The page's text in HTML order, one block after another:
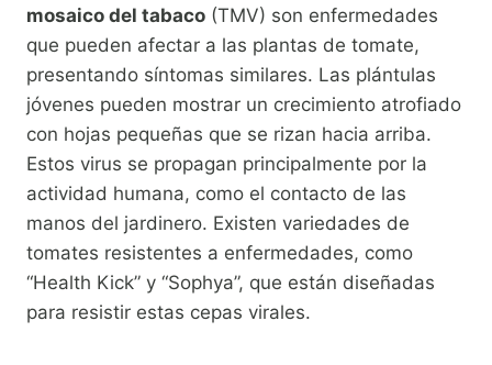
mosaico del tabaco (TMV) son enfermedades
que pueden afectar a las plantas de tomate,
presentando síntomas similares. Las plántulas
jóvenes pueden mostrar un crecimiento atrofiado
con hojas pequeñas que se rizan hacia arriba.
Estos virus se propagan principalmente por la
actividad humana, como el contacto de las
manos del jardinero. Existen variedades de
tomates resistentes a enfermedades, como
“Health Kick” y “Sophya”, que están diseñadas
para resistir estas cepas virales.